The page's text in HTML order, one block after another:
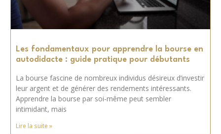
Les fondamentaux pour apprendre la bourse en
autodidacte : guide pratique pour débutants
La bourse fascine de nombreux individus désireux d’investir
leur argent et de générer des rendements intéressants.
Apprendre la bourse par soi-même peut sembler
intimidant, mais
Lire la suite »